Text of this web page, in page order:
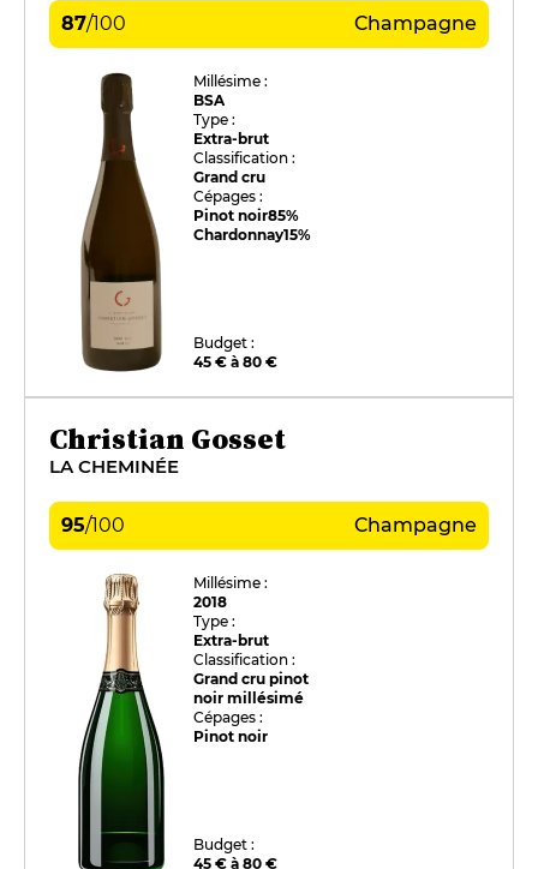
87/100 Champagne
Millésime :
BSA
Type :
Extra-brut
Classification :
Grand cru
Cépages :
Pinot noir85%
Chardonnay15%
Budget :
45 € à 80 €
Christian Gosset
LA CHEMINÉE
95/100 Champagne
Millésime :
2018
Type :
Extra-brut
Classification :
Grand cru pinot
noir millésimé
Cépages :
Pinot noir
Budget :
45 € à 80 €